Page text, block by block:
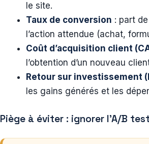
le site.
Taux de conversion : part
l’action attendue (achat,
Coût d’acquisition client
l’obtention d’un nouveau
Retour sur investissement
les gains générés et les
Piège à éviter : ignorer l’A/B